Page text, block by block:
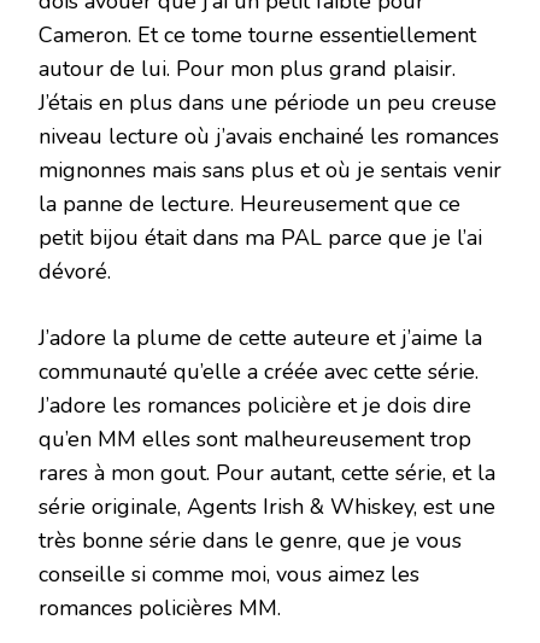
Cameron. Et ce tome tourne essentiellement
autour de lui. Pour mon plus grand plaisir.
J’étais en plus dans une période un peu creuse
niveau lecture où j’avais enchainé les romances
mignonnes mais sans plus et où je sentais venir
la panne de lecture. Heureusement que ce
petit bijou était dans ma PAL parce que je l’ai
dévoré.
J’adore la plume de cette auteure et j’aime la
communauté qu’elle a créée avec cette série.
J’adore les romances policière et je dois dire
qu’en MM elles sont malheureusement trop
rares à mon gout. Pour autant, cette série, et la
série originale, Agents Irish & Whiskey, est une
très bonne série dans le genre, que je vous
conseille si comme moi, vous aimez les
romances policières MM.